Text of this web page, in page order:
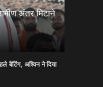
अंतर मिटाने
बैटिंग, अश्विन ने दिया